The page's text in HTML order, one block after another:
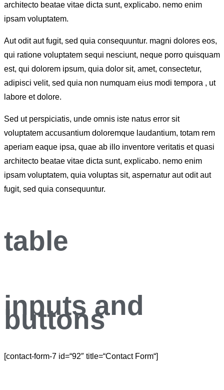
architecto beatae vitae dicta sunt, explicabo. nemo enim
ipsam voluptatem.
Aut odit aut fugit, sed quia consequuntur. magni dolores eos,
qui ratione voluptatem sequi nesciunt, neque porro quisquam
est, qui dolorem ipsum, quia dolor sit, amet, consectetur,
adipisci velit, sed quia non numquam eius modi tempora , ut
labore et dolore.
Sed ut perspiciatis, unde omnis iste natus error sit
voluptatem accusantium doloremque laudantium, totam rem
aperiam eaque ipsa, quae ab illo inventore veritatis et quasi
architecto beatae vitae dicta sunt, explicabo. nemo enim
ipsam voluptatem, quia voluptas sit, aspernatur aut odit aut
fugit, sed quia consequuntur.
table
inputs and
buttons
[contact-form-7 id=“92″ title=“Contact Form“]